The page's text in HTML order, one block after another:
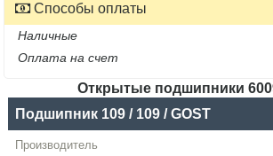
Способы оплаты
Наличные
Оплата на счет
Открытые подшипники
Название
Производитель
Подшипник 109 / 109 / GOST